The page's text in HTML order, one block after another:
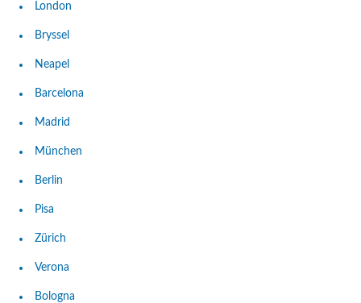
London
Bryssel
Neapel
Barcelona
Madrid
München
Berlin
Pisa
Zürich
Verona
Bologna